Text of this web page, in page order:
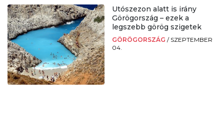
Utószezon alatt is irány
Görögország – ezek a
legszebb görög szigetek
GÖRÖGORSZÁG / SZEPTEMBER
04.